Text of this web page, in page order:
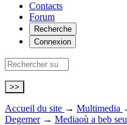
Contacts
Forum
Recherche
Connexion
Accueil du site → Multimedia
Degemer→ Mediaoù a beb